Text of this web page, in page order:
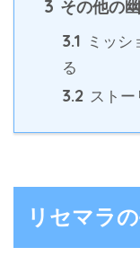
3 その他の
3.1
ミッシ
る
3.2 ストー
リセマラ